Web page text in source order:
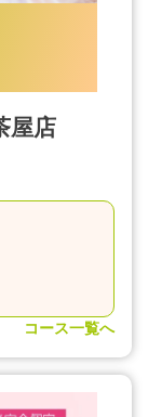
屋店
コース一覧へ